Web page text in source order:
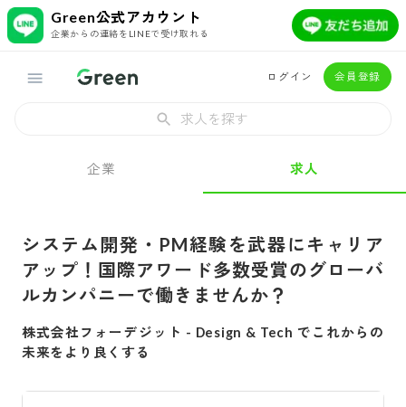
Green公式アカウント
企業からの連絡をLINEで受け取れる
ログイン 会員登録
求人を探す
企業 求人
システム開発・PM経験を武器にキャリア
アップ！国際アワード多数受賞のグローバ
ルカンパニーで働きませんか？
株式会社フォーデジット - Design & Tech でこれからの
未来をより良くする